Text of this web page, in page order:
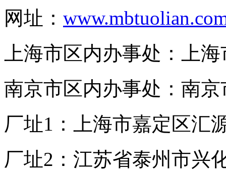
网址：
上海市区内办事处：上
南京市区内办事处：南
厂址1：上海市嘉定区汇
厂址2：江苏省泰州市兴